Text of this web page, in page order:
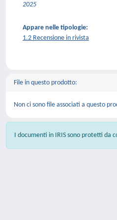
2025
Appare nelle tipologie:
1.2 Recensione in rivista
File in questo prodotto:
Non ci sono file associati a questo
I documenti in IRIS sono protetti da